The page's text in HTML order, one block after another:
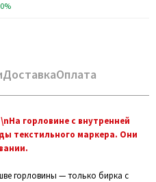
ДоставкаОплата
горловине с внутренней
текстильного маркера. Они
горловины — только бирка с